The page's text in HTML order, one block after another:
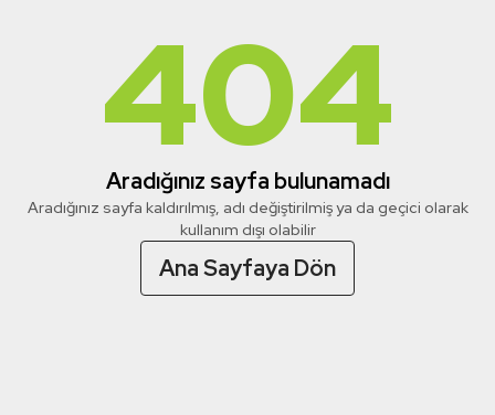
404
Aradığınız sayfa bulunamadı
Aradığınız sayfa kaldırılmış, adı değiştirilmiş ya da geçici olarak
kullanım dışı olabilir
Ana Sayfaya Dön